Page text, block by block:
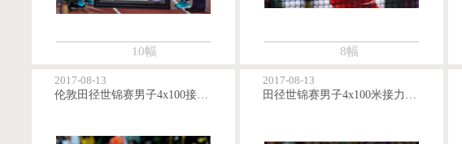
10幅 8幅
2017-08-13
伦敦田径世锦赛男子4x100接力 博尔特受伤无成绩
2017-08-13
田径世锦赛男子4x100米接力 中国队第四